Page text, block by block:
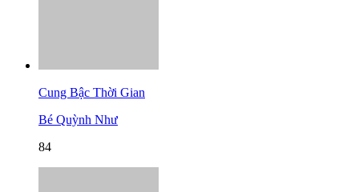
Cung Bậc Thời Gian
Bé Quỳnh Như
84